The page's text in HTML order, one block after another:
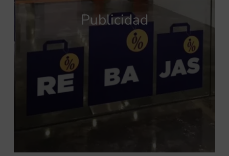
Publicidad